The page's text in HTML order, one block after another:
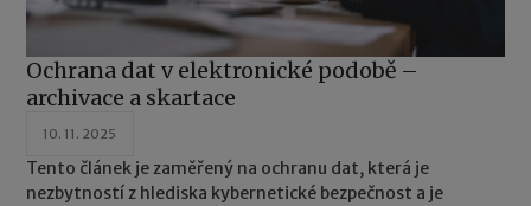
Ochrana dat v elektronické podobě –
archivace a skartace
10. 11. 2025
Tento článek je zaměřený na ochranu dat, která je
nezbytností z hlediska kybernetické bezpečnost a je